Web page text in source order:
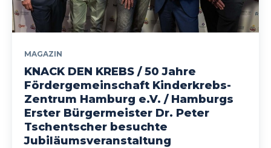
MAGAZIN
KNACK DEN KREBS / 50 Jahre
Fördergemeinschaft Kinderkrebs-
Zentrum Hamburg e.V. / Hamburgs
Erster Bürgermeister Dr. Peter
Tschentscher besuchte
Jubiläumsveranstaltung